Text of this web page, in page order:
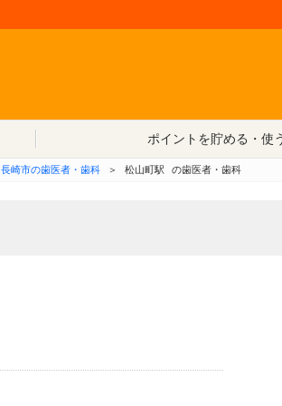
ポイントを貯める・使
長崎市の歯医者・歯科 ＞ 松山町駅 の歯医者・歯科